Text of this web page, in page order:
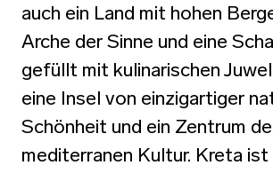
auch ein Land mit hohen
Arche der Sinne und eine
gefüllt mit kulinarischen
eine Insel von einzigartiger
Schönheit und ein Zentrum
mediterranen Kultur. Kreta ist